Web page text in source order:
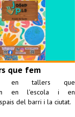
que fem
en tallers que
en l'escola i en
del barri i la ciutat.